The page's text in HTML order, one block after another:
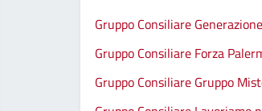
Gruppo Consiliare
Gruppo Consiliare Forza
Gruppo Consiliare Gruppo